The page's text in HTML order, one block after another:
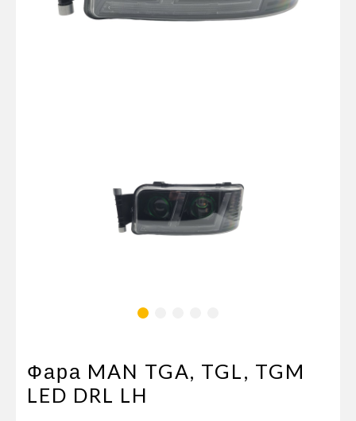
Малый коммерческий транспорт
кондиционировани
Стяжные ремни и тросы
Фара MAN TGA, TGL, TGM
LED DRL LH